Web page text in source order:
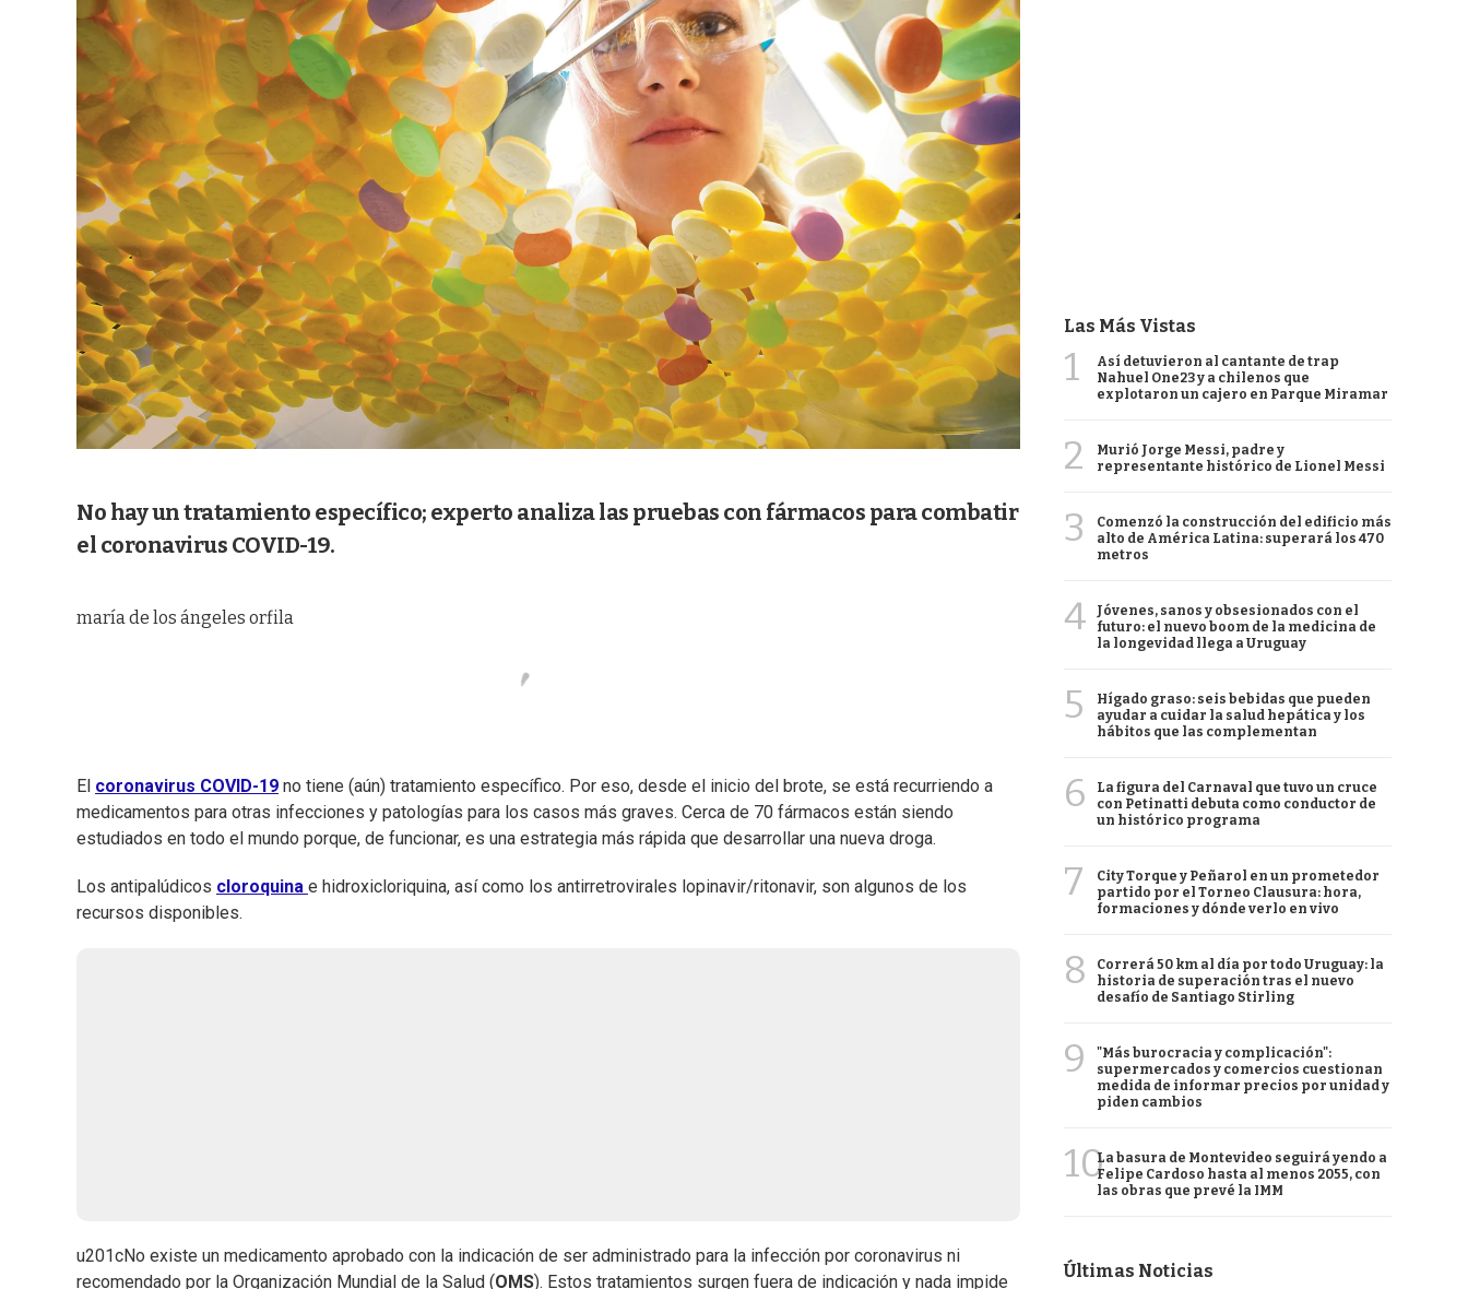
No hay un tratamiento específico; experto analiza las pruebas con fármacos para combatir
el coronavirus COVID-19.
maría de los ángeles orfila
El coronavirus COVID-19 no tiene (aún) tratamiento específico. Por eso, desde el inicio del brote, se está recurriendo a
medicamentos para otras infecciones y patologías para los casos más graves. Cerca de 70 fármacos están siendo
estudiados en todo el mundo porque, de funcionar, es una estrategia más rápida que desarrollar una nueva droga.
Los antipalúdicos cloroquina e hidroxicloriquina, así como los antirretrovirales lopinavir/ritonavir, son algunos de los
recursos disponibles.
u201cNo existe un medicamento aprobado con la indicación de ser administrado para la infección por coronavirus ni
recomendado por la Organización Mundial de la Salud (OMS). Estos tratamientos surgen fuera de indicación y nada impide
Las Más Vistas
1
Así detuvieron al cantante de trap
Nahuel One23 y a chilenos que
explotaron un cajero en Parque Miramar
2
Murió Jorge Messi, padre y
representante histórico de Lionel Messi
3
Comenzó la construcción del edificio más
alto de América Latina: superará los 470
metros
4
Jóvenes, sanos y obsesionados con el
futuro: el nuevo boom de la medicina de
la longevidad llega a Uruguay
5
Hígado graso: seis bebidas que pueden
ayudar a cuidar la salud hepática y los
hábitos que las complementan
6
La figura del Carnaval que tuvo un cruce
con Petinatti debuta como conductor de
un histórico programa
7
City Torque y Peñarol en un prometedor
partido por el Torneo Clausura: hora,
formaciones y dónde verlo en vivo
8
Correrá 50 km al día por todo Uruguay: la
historia de superación tras el nuevo
desafío de Santiago Stirling
9
"Más burocracia y complicación":
supermercados y comercios cuestionan
medida de informar precios por unidad y
piden cambios
10La basura de Montevideo seguirá yendo a
Felipe Cardoso hasta al menos 2055, con
las obras que prevé la IMM
Últimas Noticias